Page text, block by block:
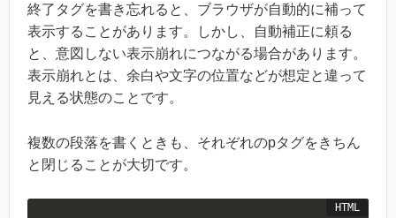
終了タグを書き忘れると、ブラウザが自動的に補って
表示することがあります。しかし、自動補正に頼る
と、意図しない表示崩れにつながる場合があります。
表示崩れとは、余白や文字の位置などが想定と違って
見える状態のことです。
複数の段落を書くときも、それぞれのpタグをきちん
と閉じることが大切です。